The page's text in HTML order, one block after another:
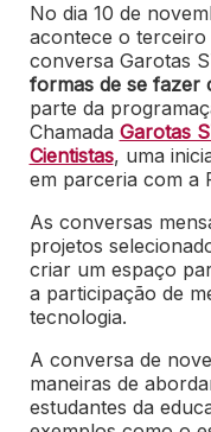
No dia 10 de
acontece o
conversa Garotas
formas de se fazer
parte da
Chamada Garotas
Cientistas, uma
em parceria com a
As conversas
projetos
criar um espaço
a participação de
tecnologia.
A conversa de
maneiras de
estudantes da